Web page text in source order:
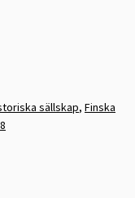
sällskap, Finska